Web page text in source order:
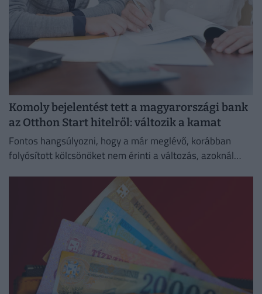
Komoly bejelentést tett a magyarországi bank
az Otthon Start hitelről: változik a kamat
Fontos hangsúlyozni, hogy a már meglévő, korábban
folyósított kölcsönöket nem érinti a változás, azoknál